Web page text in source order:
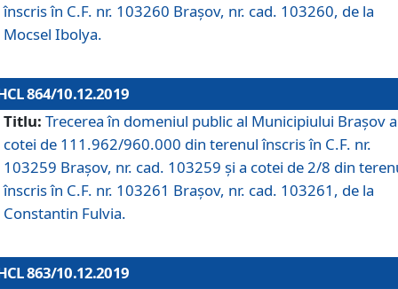
înscris în C.F. nr. 103260 Brașov, nr. cad. 103260, de la
Mocsel Ibolya.
864/10.12.2019
Titlu: Trecerea în domeniul public al Municipiului Braşov a
cotei de 111.962/960.000 din terenul înscris în C.F. nr.
103259 Brașov, nr. cad. 103259 și a cotei de 2/8 din
înscris în C.F. nr. 103261 Brașov, nr. cad. 103261, de la
Constantin Fulvia.
863/10.12.2019